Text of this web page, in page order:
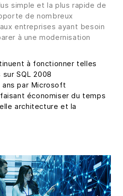
simple et la plus rapide de
de nombreux
entreprises ayant besoin
à une modernisation
à fonctionner telles
SQL 2008
par Microsoft
économiser du temps
architecture et la